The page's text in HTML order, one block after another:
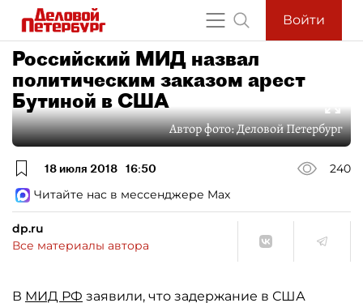
Войти
Российский МИД назвал
политическим заказом арест
Бутиной в США
Автор фото:Деловой Петербург
18 июля 2018 16:50
240
Читайте нас в мессенджере Max
dp.ru
Все материалы автора
В МИД РФ заявили, что задержание в США